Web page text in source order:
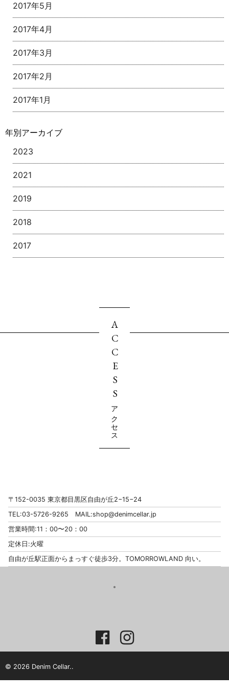
2017年5月
2017年4月
2017年3月
2017年2月
2017年1月
年別アーカイブ
2023
2021
2019
2018
2017
ACCESS
アクセス
〒152-0035 東京都目黒区自由が丘2−15−24
TEL:03-5726-9265 MAIL:shop@denimcellar.jp
営業時間:11：00〜20：00
定休日:火曜
自由が丘駅正面からまっすぐ徒歩3分。TOMORROWLAND 向い。
© 2026 Denim Cellar..